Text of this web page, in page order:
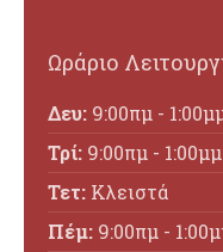
Ωράριο
Δευ: 9:00πμ -
Τρί: 9:00πμ - 1:00μμ
Τετ: Κλειστά
Πέμ: 9:00πμ -